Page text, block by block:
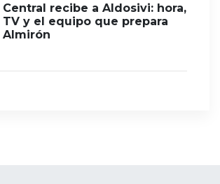
Central recibe a Aldosivi: hora,
TV y el equipo que prepara
Almirón